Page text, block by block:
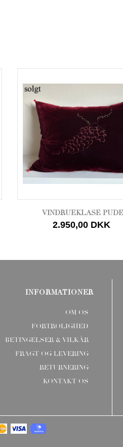
VINDRUEKLASE PUDE
2.950,00 DKK
INFORMATIONER
OM OS
FORTROLIGHED
BETINGELSER & VILKÅR
FRAGT OG LEVERING
RETURNERING
KONTAKT OS